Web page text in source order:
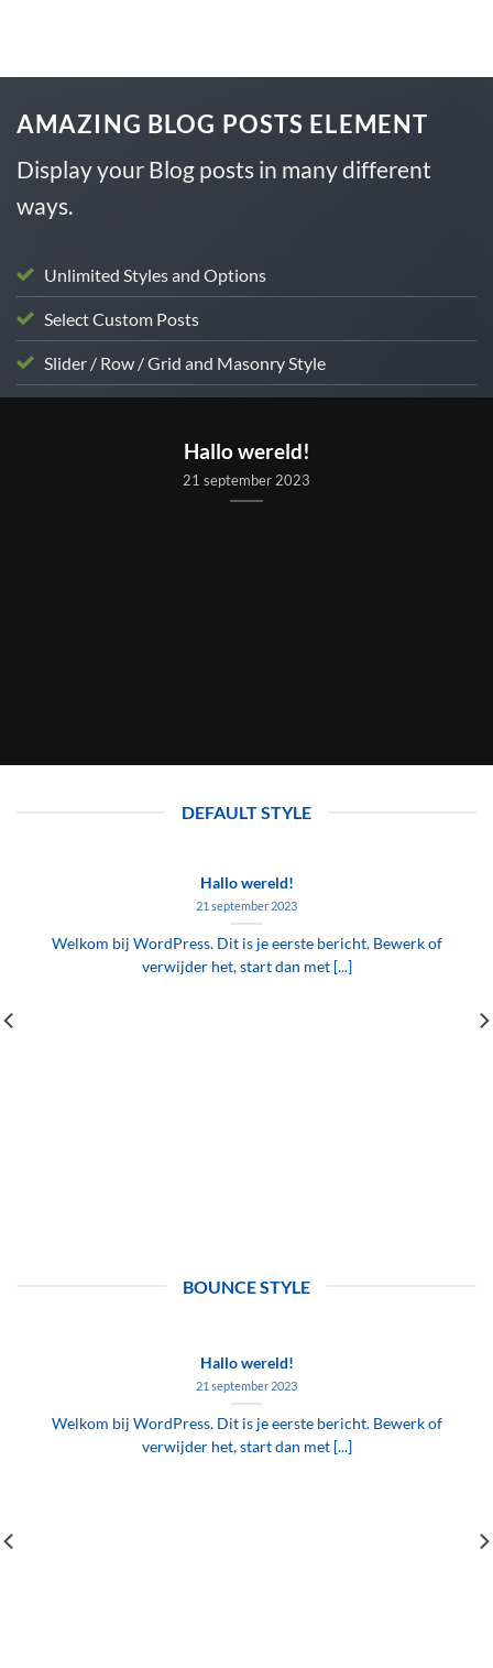
AMAZING BLOG POSTS ELEMENT
Display your Blog posts in many different
ways.
Unlimited Styles and Options
Select Custom Posts
Slider / Row / Grid and Masonry Style
Hallo wereld!
21 september 2023
DEFAULT STYLE
Hallo wereld!
21 september 2023
Welkom bij WordPress. Dit is je eerste bericht. Bewerk of
verwijder het, start dan met [...]
BOUNCE STYLE
Hallo wereld!
21 september 2023
Welkom bij WordPress. Dit is je eerste bericht. Bewerk of
verwijder het, start dan met [...]